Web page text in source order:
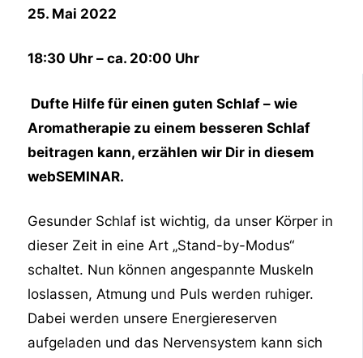
25. Mai 2022
18:30 Uhr – ca. 20:00 Uhr
Dufte Hilfe für einen guten Schlaf – wie
Aromatherapie zu einem besseren Schlaf
beitragen kann, erzählen wir Dir in diesem
webSEMINAR.
Gesunder Schlaf ist wichtig, da unser Körper in
dieser Zeit in eine Art „Stand-by-Modus“
schaltet. Nun können angespannte Muskeln
loslassen, Atmung und Puls werden ruhiger.
Dabei werden unsere Energiereserven
aufgeladen und das Nervensystem kann sich